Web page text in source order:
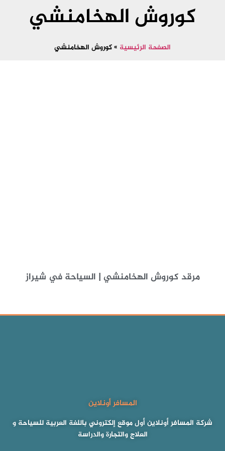
كوروش الهخامنشي
الصفحة الرئيسية »كوروش الهخامنشي
مرقد كوروش الهخامنشي | السياحة في شيراز
المسافر أونلاين
شركة المسافر أونلاين أول موقع إلكتروني باللغة العربية للسياحة و
العلاج والتجارة والدراسة